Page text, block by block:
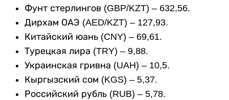
Фунт стерлингов (GBP/KZT) – 632,56.
Дирхам ОАЭ (AED/KZT) – 127,93.
Китайский юань (CNY) – 69,61.
Турецкая лира (TRY) – 9,88.
Украинская гривна (UAH) – 10,5.
Кыргызский сом (KGS) – 5,37.
Российский рубль (RUB) – 5,78.